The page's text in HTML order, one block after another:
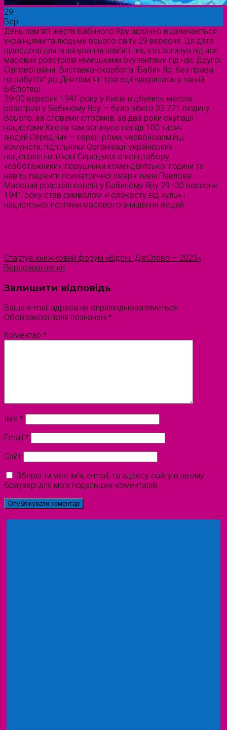
29
Вер
День пам’яті жертв Бабиного Яру щорічно відзначається
українцями та людьми всього світу 29 вересня. Ця дата
відведена для вшанування пам’яті тих, хто загинув під час
масових розстрілів німецькими окупантами під час Другої
Світової війни. Виставка-скорбота “Бабин Яр: без права
на забуття” до Дня пам`яті трагедії відкрилась у нашій
бібліотеці.
29-30 вересня 1941 року у Києві відбулись масові
розстріли у Бабиному Яру — було вбито 33 771 людину.
Всього, за словами істориків, за два роки окупації
нацистами Києва там загинуло понад 100 тисяч
людей.Серед них – євреї і роми, червоноармійці,
комуністи, підпільники Організації українських
націоналістів, в’язні Сирецького концтабору,
«саботажники», порушники комендантської години та
навіть пацієнти психіатричної лікарні імені Павлова.
Масовий розстріл євреїв у Бабиному Яру 29–30 вересня
1941 року став символом «Голокосту від куль» і
нацистської політики масового знищення людей.
Стартує книжковий форум «Відсіч. ДієСлово – 2023»
Вересневі нотки
Залишити відповідь
Ваша e-mail адреса не оприлюднюватиметься.
Обов’язкові поля позначені *
Коментар *
Ім'я *
Email *
Сайт
Зберегти моє ім'я, e-mail, та адресу сайту в цьому
браузері для моїх подальших коментарів.